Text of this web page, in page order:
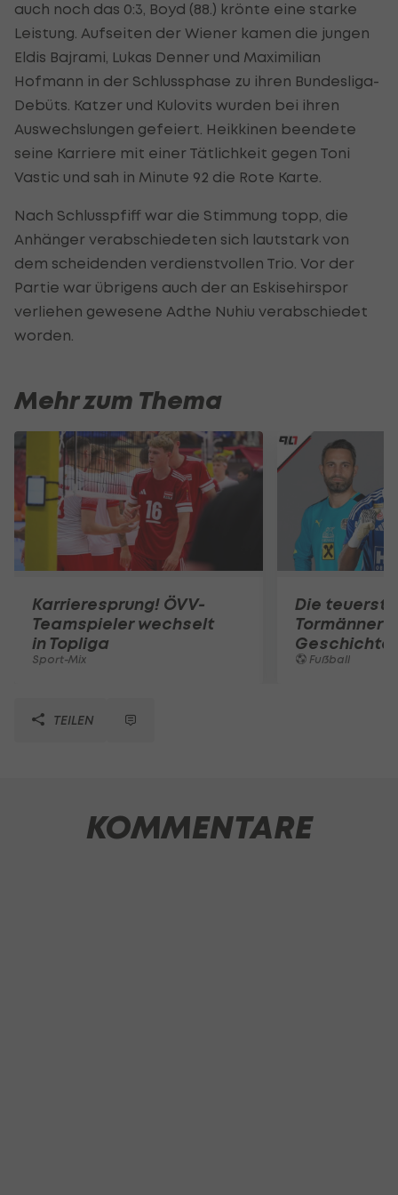
auch noch das 0:3, Boyd (88.) krönte eine starke
Leistung. Aufseiten der Wiener kamen die jungen
Eldis Bajrami, Lukas Denner und Maximilian
Hofmann in der Schlussphase zu ihren Bundesliga-
Debüts. Katzer und Kulovits wurden bei ihren
Auswechslungen gefeiert. Heikkinen beendete
seine Karriere mit einer Tätlichkeit gegen Toni
Vastic und sah in Minute 92 die Rote Karte.
Nach Schlusspfiff war die Stimmung topp, die
Anhänger verabschiedeten sich lautstark von
dem scheidenden verdienstvollen Trio. Vor der
Partie war übrigens auch der an Eskisehirspor
verliehen gewesene Adthe Nuhiu verabschiedet
worden.
Mehr zum Thema
Karrieresprung! ÖVV-
Teamspieler wechselt
in Topliga
Sport-Mix
Die
Tormänner
Geschichte
Fußball
TEILEN
KOMMENTARE